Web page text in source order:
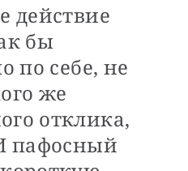
действие
бы
по себе, не
же
отклика,
пафосный